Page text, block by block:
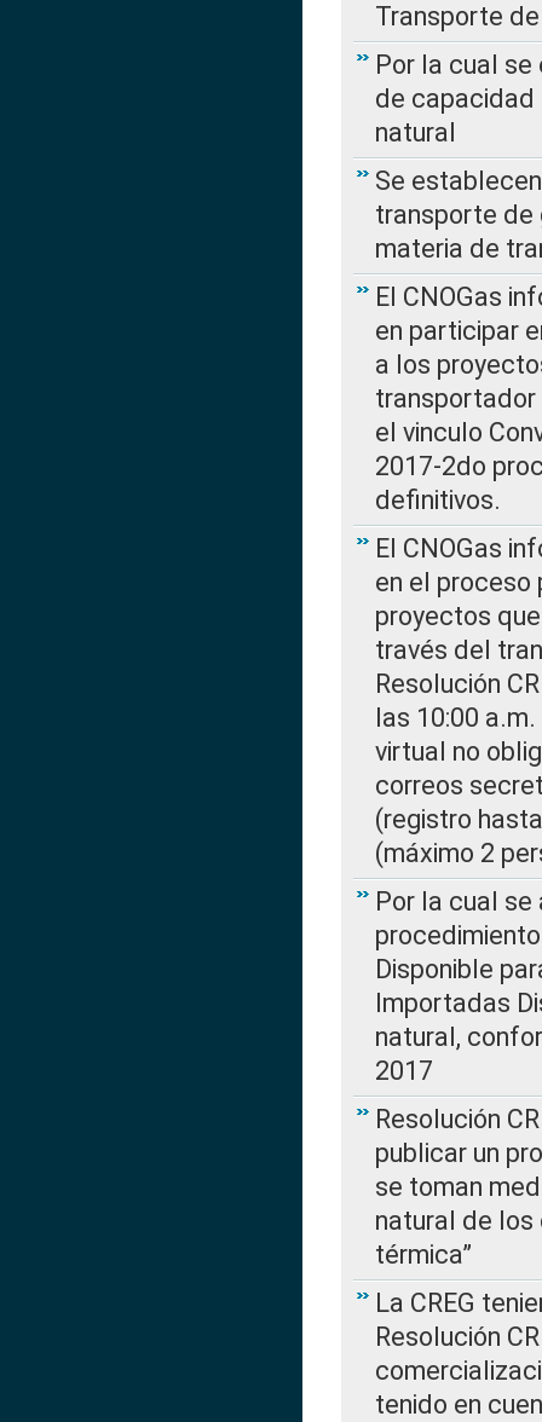
Transporte
Por la cual
de capacidad
natural
Se
transporte de
materia de
El CNOGas
en participar
a los
transportador
el vinculo
2017-2do
definitivos.
El CNOGas
en el proceso
proyectos
través del
Resolución
las 10:00
virtual no
correos
(registro
(máximo 2
Por la cual
Disponible
Importadas
natural,
2017
Resolución
publicar un
se toman
natural de los
térmica”
La CREG
Resolución
tenido en